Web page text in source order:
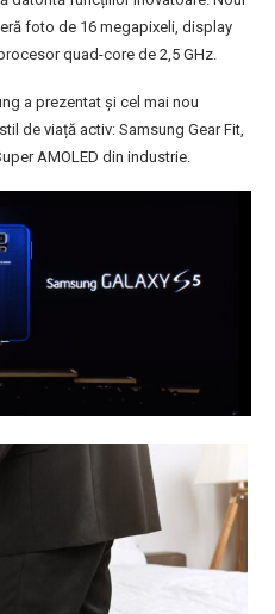
foto de 16 megapixeli, display
quad-core de 2,5 GHz.
a prezentat și cel mai nou
de viață activ: Samsung Gear Fit,
AMOLED din industrie.